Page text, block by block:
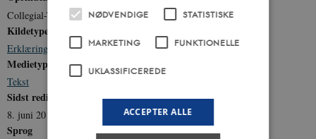
Collegial-Tidende, nr. 9 28. februar 1835
Kildetype
Erklæring
Medietype
Tekst
Sidst redigeret
8. juni 2017
Sprog
NØDVENDIGE STATISTISKE
MARKETING FUNKTIONELLE
UKLASSIFICEREDE
ACCEPTER ALLE